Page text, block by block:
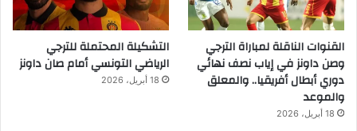
القنوات الناقلة لمباراة الترجي
وصن داونز في إياب نصف نهائي
دوري أبطال أفريقيا.. والمعلق
والموعد
18 أبريل، 2026
التشكيلة المحتملة للترجي
الرياضي التونسي أمام صان داونز
18 أبريل، 2026